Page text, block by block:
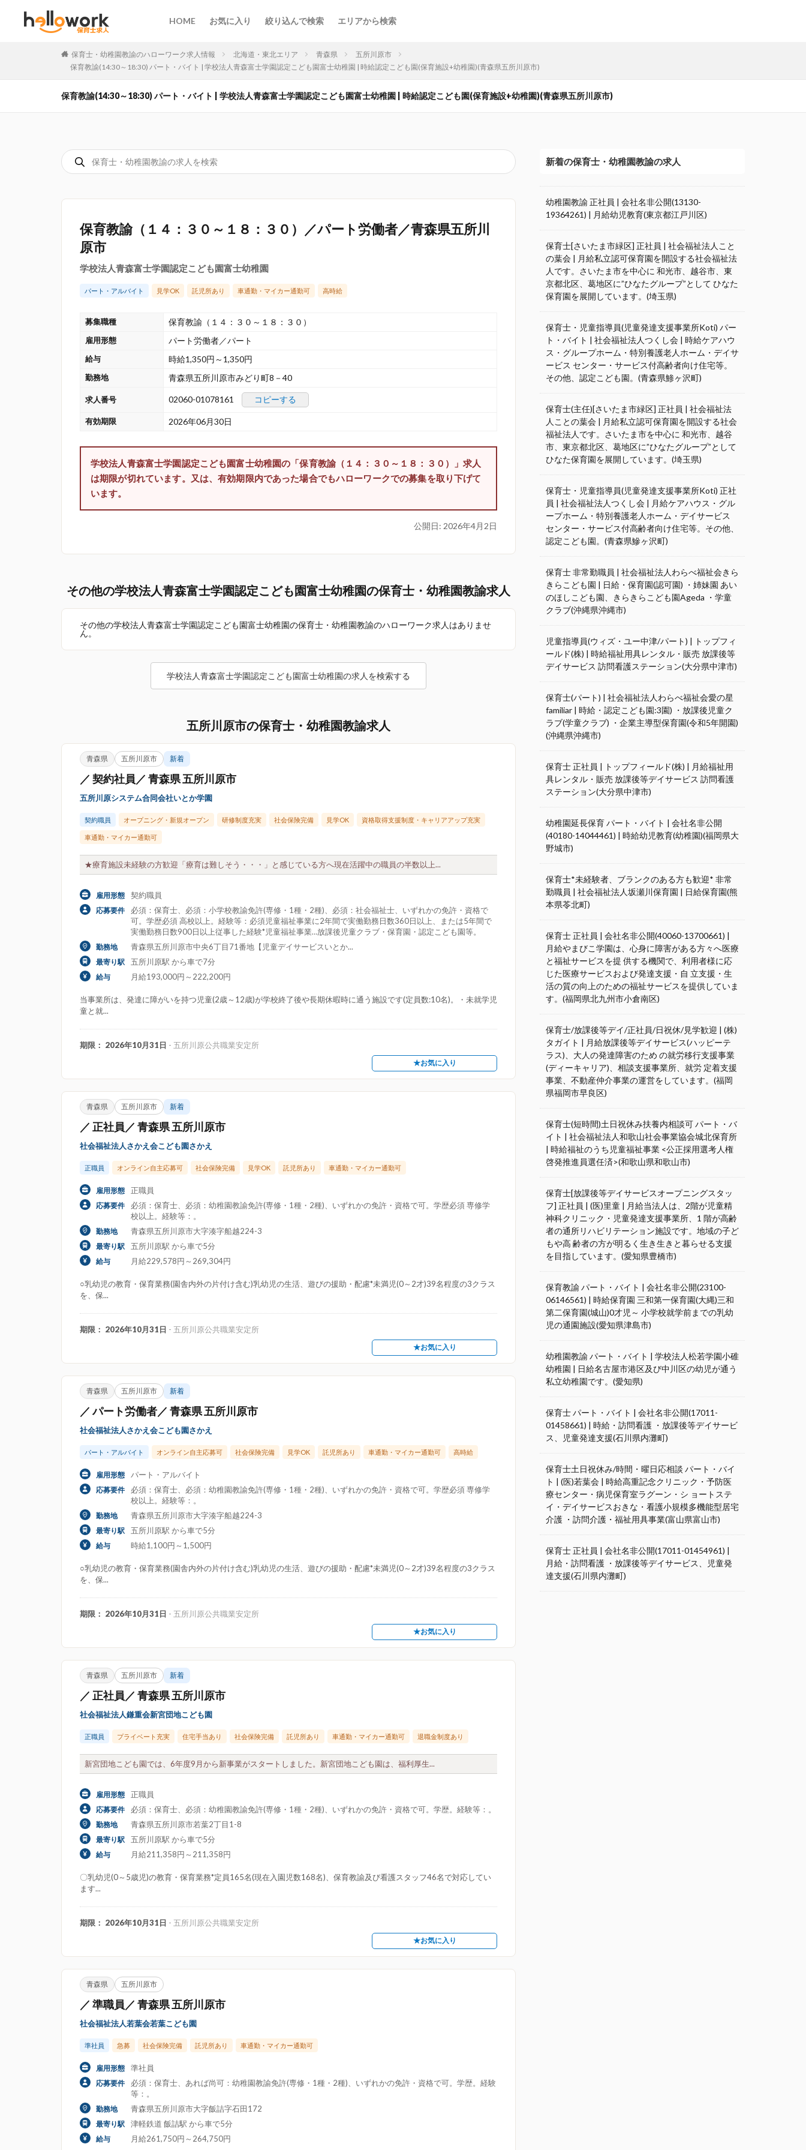
HOME お気に入り 絞り込んで検索 エリアから検索
保育士・幼稚園教諭のハローワーク求人情報 北海道・東北エリア 青森県
五所川原市
保育教諭(14:30～18:30) パート・バイト | 学校法人青森富士学園認定こども園富士幼稚園 | 時給認定こども園(保育施設+幼稚園)(青森県五所川原市)
保育教諭(14:30～18:30) パート・バイト | 学校法人青森富士学園認定こども園富士幼稚園 | 時給認定こども園(保育施設+幼稚園)(青森県五所川原市)
保育教諭（１４：３０～１８：３０）／パート労働者／青森県五所川
原市
学校法人青森富士学園認定こども園富士幼稚園
パート・アルバイト 見学OK 託児所あり 車通勤・マイカー通勤可 高時給
募集職種 保育教諭（１４：３０～１８：３０）
雇用形態 パート労働者／パート
給与 時給1,350円～1,350円
勤務地 青森県五所川原市みどり町8－40
求人番号 02060-01078161 コピーする
有効期限 2026年06月30日
学校法人青森富士学園認定こども園富士幼稚園の「保育教諭（１４：３０～１８：３０）」求人
は期限が切れています。又は、有効期限内であった場合でもハローワークでの募集を取り下げて
います。
公開日: 2026年4月2日
その他の学校法人青森富士学園認定こども園富士幼稚園の保育士・幼稚園教諭求人
その他の学校法人青森富士学園認定こども園富士幼稚園の保育士・幼稚園教諭のハローワーク求人はありませ
ん。
学校法人青森富士学園認定こども園富士幼稚園の求人を検索する
五所川原市の保育士・幼稚園教諭求人
青森県 五所川原市 新着
／ 契約社員／ 青森県 五所川原市
五所川原システム合同会社いとか学園
契約職員 オープニング・新規オープン 研修制度充実 社会保険完備 見学OK 資格取得支援制度・キャリアアップ充実
車通勤・マイカー通勤可
★療育施設未経験の方歓迎「療育は難しそう・・・」と感じている方へ現在活躍中の職員の半数以上...
雇用形態 契約職員
応募要件
必須：保育士、必須：小学校教諭免許(専修・1種・2種)、必須：社会福祉士、いずれかの免許・資格で
可。学歴必須 高校以上。経験等：必須児童福祉事業に2年間で実働勤務日数360日以上、または5年間で
実働勤務日数900日以上従事した経験*児童福祉事業…放課後児童クラブ・保育園・認定こども園等。
勤務地 青森県五所川原市中央6丁目71番地【児童デイサービスいとか...
最寄り駅 五所川原駅 から車で7分
給与 月給193,000円～222,200円
当事業所は、発達に障がいを持つ児童(2歳～12歳)が学校終了後や長期休暇時に通う施設です(定員数:10名)。・未就学児
童と就...
期限： 2026年10月31日 - 五所川原公共職業安定所
★お気に入り
青森県 五所川原市 新着
／ 正社員／ 青森県 五所川原市
社会福祉法人さかえ会こども園さかえ
正職員 オンライン自主応募可 社会保険完備 見学OK 託児所あり 車通勤・マイカー通勤可
雇用形態 正職員
応募要件
必須：保育士、必須：幼稚園教諭免許(専修・1種・2種)、いずれかの免許・資格で可。学歴必須 専修学
校以上。経験等：。
勤務地 青森県五所川原市大字湊字船越224-3
最寄り駅 五所川原駅 から車で5分
給与 月給229,578円～269,304円
○乳幼児の教育・保育業務(園舎内外の片付け含む)乳幼児の生活、遊びの援助・配慮*未満児(0～2才)39名程度の3クラス
を、保...
期限： 2026年10月31日 - 五所川原公共職業安定所
★お気に入り
青森県 五所川原市 新着
／ パート労働者／ 青森県 五所川原市
社会福祉法人さかえ会こども園さかえ
パート・アルバイト オンライン自主応募可 社会保険完備 見学OK 託児所あり 車通勤・マイカー通勤可 高時給
雇用形態 パート・アルバイト
応募要件
必須：保育士、必須：幼稚園教諭免許(専修・1種・2種)、いずれかの免許・資格で可。学歴必須 専修学
校以上。経験等：。
勤務地 青森県五所川原市大字湊字船越224-3
最寄り駅 五所川原駅 から車で5分
給与 時給1,100円～1,500円
○乳幼児の教育・保育業務(園舎内外の片付け含む)乳幼児の生活、遊びの援助・配慮*未満児(0～2才)39名程度の3クラス
を、保...
期限： 2026年10月31日 - 五所川原公共職業安定所
★お気に入り
青森県 五所川原市 新着
／ 正社員／ 青森県 五所川原市
社会福祉法人鎌重会新宮団地こども園
正職員 プライベート充実 住宅手当あり 社会保険完備 託児所あり 車通勤・マイカー通勤可 退職金制度あり
新宮団地こども園では、6年度9月から新事業がスタートしました。新宮団地こども園は、福利厚生...
雇用形態 正職員
応募要件 必須：保育士、必須：幼稚園教諭免許(専修・1種・2種)、いずれかの免許・資格で可。学歴。経験等：。
勤務地 青森県五所川原市若葉2丁目1-8
最寄り駅 五所川原駅 から車で5分
給与 月給211,358円～211,358円
〇乳幼児(0～5歳児)の教育・保育業務*定員165名(現在入園児数168名)、保育教諭及び看護スタッフ46名で対応してい
ます...
期限： 2026年10月31日 - 五所川原公共職業安定所
★お気に入り
青森県 五所川原市
／ 準職員／ 青森県 五所川原市
社会福祉法人若葉会若葉こども園
準社員 急募 社会保険完備 託児所あり 車通勤・マイカー通勤可
雇用形態 準社員
応募要件
必須：保育士、あれば尚可：幼稚園教諭免許(専修・1種・2種)、いずれかの免許・資格で可。学歴。経験
等：。
勤務地 青森県五所川原市大字飯詰字石田172
最寄り駅 津軽鉄道 飯詰駅 から車で5分
給与 月給261,750円～264,750円
新着の保育士・幼稚園教諭の求人
幼稚園教諭 正社員 | 会社名非公開(13130-
19364261) | 月給幼児教育(東京都江戸川区)
保育士[さいたま市緑区] 正社員 | 社会福祉法人こと
の葉会 | 月給私立認可保育園を開設する社会福祉法
人です。さいたま市を中心に 和光市、越谷市、東
京都北区、葛地区に”ひなたグループ”として ひなた
保育園を展開しています。(埼玉県)
保育士・児童指導員(児童発達支援事業所Koti) パー
ト・バイト | 社会福祉法人つくし会 | 時給ケアハウ
ス・グループホーム・特別養護老人ホーム・デイサ
ービス センター・サービス付高齢者向け住宅等。
その他、認定こども園。(青森県鯵ヶ沢町)
保育士(主任)[さいたま市緑区] 正社員 | 社会福祉法
人ことの葉会 | 月給私立認可保育園を開設する社会
福祉法人です。さいたま市を中心に 和光市、越谷
市、東京都北区、葛地区に”ひなたグループ”として
ひなた保育園を展開しています。(埼玉県)
保育士・児童指導員(児童発達支援事業所Koti) 正社
員 | 社会福祉法人つくし会 | 月給ケアハウス・グル
ープホーム・特別養護老人ホーム・デイサービス
センター・サービス付高齢者向け住宅等。その他、
認定こども園。(青森県鰺ヶ沢町)
保育士 非常勤職員 | 社会福祉法人わらべ福祉会きら
きらこども園 | 日給・保育園(認可園) ・姉妹園 あい
のほしこども園、きらきらこども園Ageda ・学童
クラブ(沖縄県沖縄市)
児童指導員(ウィズ・ユー中津/パート) | トップフィ
ールド(株) | 時給福祉用具レンタル・販売 放課後等
デイサービス 訪問看護ステーション(大分県中津市)
保育士(パート) | 社会福祉法人わらべ福祉会愛の星
familiar | 時給・認定こども園:3園) ・放課後児童ク
ラブ(学童クラブ) ・企業主導型保育園(令和5年開園)
(沖縄県沖縄市)
保育士 正社員 | トップフィールド(株) | 月給福祉用
具レンタル・販売 放課後等デイサービス 訪問看護
ステーション(大分県中津市)
幼稚園延長保育 パート・バイト | 会社名非公開
(40180-14044461) | 時給幼児教育(幼稚園)(福岡県大
野城市)
保育士*未経験者、ブランクのある方も歓迎* 非常
勤職員 | 社会福祉法人坂瀬川保育園 | 日給保育園(熊
本県苓北町)
保育士 正社員 | 会社名非公開(40060-13700661) |
月給やまびこ学園は、心身に障害がある方々へ医療
と福祉サービスを提 供する機関で、利用者様に応
じた医療サービスおよび発達支援・自 立支援・生
活の質の向上のための福祉サービスを提供していま
す。(福岡県北九州市小倉南区)
保育士/放課後等デイ/正社員/日祝休/見学歓迎 | (株)
タガイト | 月給放課後等デイサービス(ハッピーテ
ラス)、大人の発達障害のため の就労移行支援事業
(ディーキャリア)、相談支援事業所、就労 定着支援
事業、不動産仲介事業の運営をしています。(福岡
県福岡市早良区)
保育士(短時間)土日祝休み扶養内相談可 パート・バ
イト | 社会福祉法人和歌山社会事業協会城北保育所
| 時給福祉のうち児童福祉事業 <公正採用選考人権
啓発推進員選任済>(和歌山県和歌山市)
保育士[放課後等デイサービスオープニングスタッ
フ] 正社員 | (医)里童 | 月給当法人は、2階が児童精
神科クリニック・児童発達支援事業所、1 階が高齢
者の通所リハビリテーション施設です。地域の子ど
もや高 齢者の方が明るく生き生きと暮らせる支援
を目指しています。(愛知県豊橋市)
保育教諭 パート・バイト | 会社名非公開(23100-
06146561) | 時給保育園 三和第一保育園(大縄)三和
第二保育園(城山)0才児～ 小学校就学前までの乳幼
児の通園施設(愛知県津島市)
幼稚園教諭 パート・バイト | 学校法人松若学園小碓
幼稚園 | 日給名古屋市港区及び中川区の幼児が通う
私立幼稚園です。(愛知県)
保育士 パート・バイト | 会社名非公開(17011-
01458661) | 時給・訪問看護 ・放課後等デイサービ
ス、児童発達支援(石川県内灘町)
保育士土日祝休み/時間・曜日応相談 パート・バイ
ト | (医)若葉会 | 時給高重記念クリニック・予防医
療センター・病児保育室ラグーン・シ ョートステ
イ・デイサービスおきな・看護小規模多機能型居宅
介護 ・訪問介護・福祉用具事業(富山県富山市)
保育士 正社員 | 会社名非公開(17011-01454961) |
月給・訪問看護 ・放課後等デイサービス、児童発
達支援(石川県内灘町)